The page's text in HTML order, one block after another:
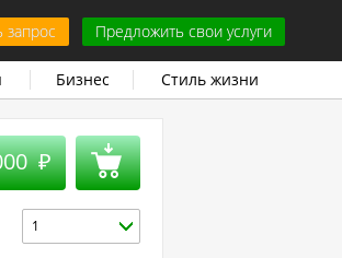
запрос Предложить свои услуги
Бизнес Стиль жизни
₽
1